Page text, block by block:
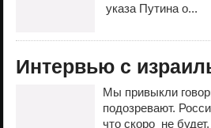
указа Путина о...
Интервью с
Мы привыкли
подозревают.
что скоро не